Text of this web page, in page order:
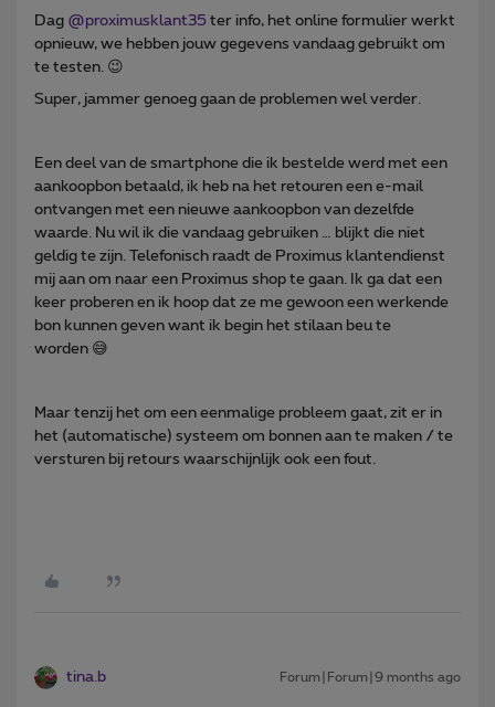
Dag ​ @proximusklant35 ter info, het online formulier werkt
opnieuw, we hebben jouw gegevens vandaag gebruikt om
te testen. 😉
Super, jammer genoeg gaan de problemen wel verder.
Een deel van de smartphone die ik bestelde werd met een
aankoopbon betaald, ik heb na het retouren een e-mail
ontvangen met een nieuwe aankoopbon van dezelfde
waarde. Nu wil ik die vandaag gebruiken … blijkt die niet
geldig te zijn. Telefonisch raadt de Proximus klantendienst
mij aan om naar een Proximus shop te gaan. Ik ga dat een
keer proberen en ik hoop dat ze me gewoon een werkende
bon kunnen geven want ik begin het stilaan beu te
worden 😅
Maar tenzij het om een eenmalige probleem gaat, zit er in
het (automatische) systeem om bonnen aan te maken / te
versturen bij retours waarschijnlijk ook een fout.
tina.b Forum|Forum|9 months ago